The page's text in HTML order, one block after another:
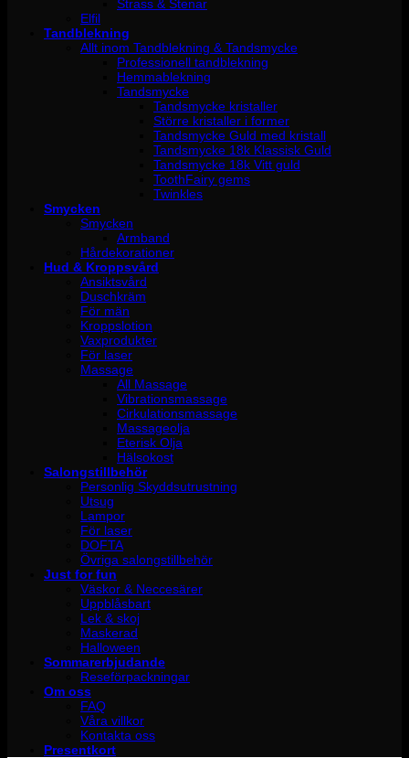
Strass & Stenar
Elfil
Tandblekning
Allt inom Tandblekning & Tandsmycke
Professionell tandblekning
Hemmablekning
Tandsmycke
Tandsmycke kristaller
Större kristaller i former
Tandsmycke Guld med kristall
Tandsmycke 18k Klassisk Guld
Tandsmycke 18k Vitt guld
ToothFairy gems
Twinkles
Smycken
Smycken
Armband
Hårdekorationer
Hud & Kroppsvård
Ansiktsvård
Duschkräm
För män
Kroppslotion
Vaxprodukter
För laser
Massage
All Massage
Vibrationsmassage
Cirkulationsmassage
Massageolja
Eterisk Olja
Hälsokost
Salongstillbehör
Personlig Skyddsutrustning
Utsug
Lampor
För laser
DOFTA
Övriga salongstillbehör
Just for fun
Väskor & Neccesärer
Uppblåsbart
Lek & skoj
Maskerad
Halloween
Sommarerbjudande
Reseförpackningar
Om oss
FAQ
Våra villkor
Kontakta oss
Presentkort